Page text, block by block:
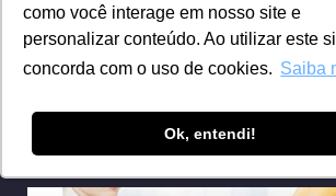
como você interage em nosso site e
personalizar conteúdo. Ao utilizar este
concorda com o uso de cookies. Saiba
Ok, entendi!